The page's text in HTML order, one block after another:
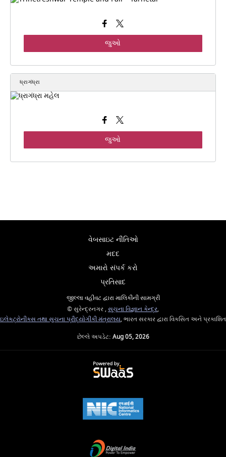
જુઓ
ધ્રાગંધ્રા
જુઓ
વેબસાઇટ નીતિઓ
મદદ
અમારો સંપર્ક કરો
પ્રતિસાદ
જીલ્લા વહીવટ દ્વારા માલિકીની સામગ્રી
© સુરેન્દ્રનગર , સૂચના વિજ્ઞાન કેન્દ્ર,
ઇલેક્ટ્રોનીક્સ તથા સુચના પ્રૌદ્યોગીકી મંત્રાલય, ભારત સરકાર દ્વારા વિકસિત અને પ્રકાશિત
છેલ્લે અપડેટ: Aug 05, 2026